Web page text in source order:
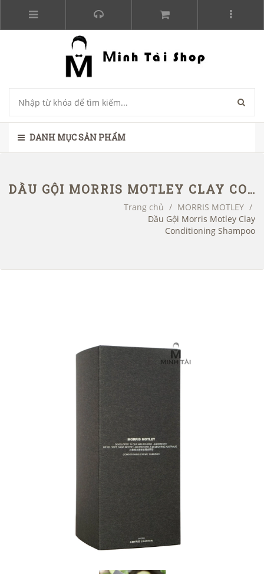
DANH MỤC SẢN PHẨM
DẦU GỘI MORRIS MOTLEY CLAY CONDITIONING SHAMPOO
Trang chủ / MORRIS MOTLEY /
Dầu Gội Morris Motley Clay
Conditioning Shampoo